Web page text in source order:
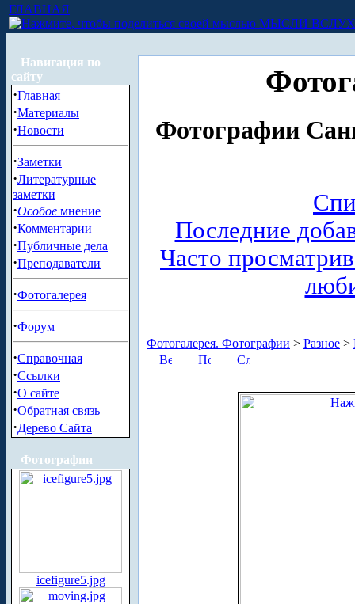
ГЛАВНАЯ
МЫСЛИ ВСЛУХ
Навигация по
сайту
·Главная
·Материалы
·Новости
·Заметки
·Литературные
заметки
·Особое мнение
·Комментарии
·Публичные дела
·Преподаватели
·Фотогалерея
·Форум
·Справочная
·Ссылки
·О сайте
·Обратная связь
·Дерево Сайта
Фотографии
icefigure5.jpg
Фотографии
Последние
Часто
Фотогалерея. Фотографии > Разное >